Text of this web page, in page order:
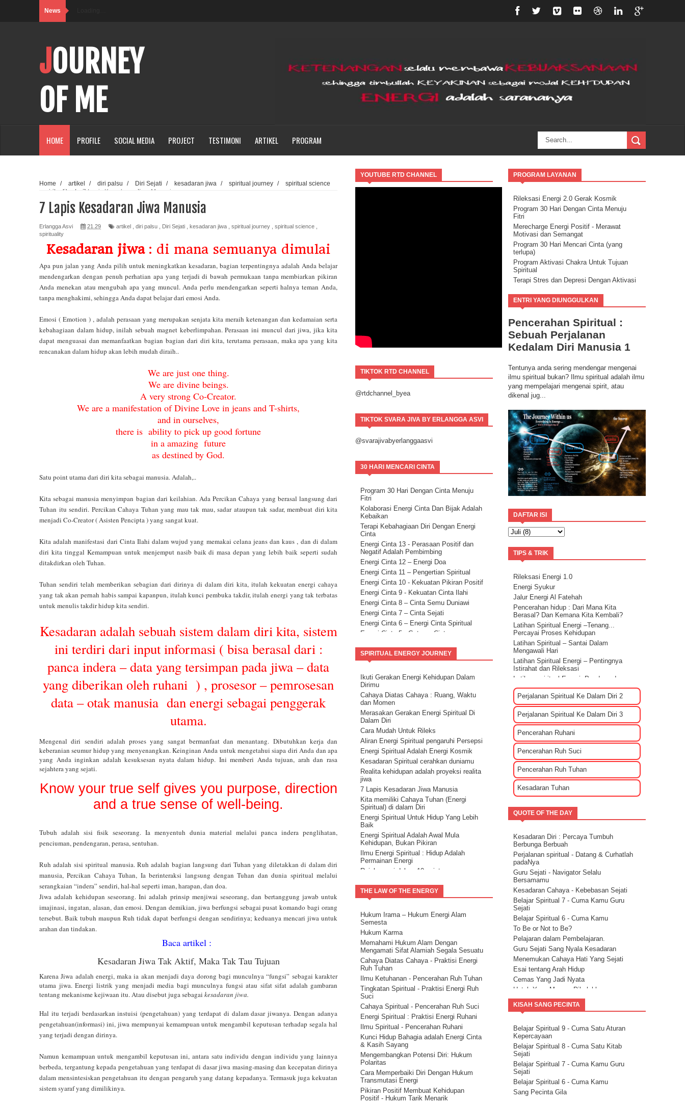
News
JOURNEY
OF ME
HOME PROFILE SOCIAL MEDIA PROJECT TESTIMONI ARTIKEL PROGRAM
YOUTUBE RTD CHANNEL
TIKTOK RTD CHANNEL
@rtdchannel_byea
TIKTOK SVARA JIVA BY ERLANGGA ASVI
@svarajivabyerlanggaasvi
30 HARI MENCARI CINTA
Program 30 Hari Dengan Cinta Menuju
Fitri
Kolaborasi Energi Cinta Dan Bijak Adalah
Kebaikan
Terapi Kebahagiaan Diri Dengan Energi
Cinta
Energi Cinta 13 - Perasaan Positif dan
Negatif Adalah Pembimbing
Energi Cinta 12 – Energi Doa
Energi Cinta 11 – Pengertian Spiritual
Energi Cinta 10 - Kekuatan Pikiran Positif
Energi Cinta 9 - Kekuatan Cinta Ilahi
Energi Cinta 8 – Cinta Semu Duniawi
Energi Cinta 7 – Cinta Sejati
Energi Cinta 6 – Energi Cinta Spiritual
Energi Cinta 5 - Getaran Cinta
Energi Cinta 3 – Anahata ON
Energi Cinta 2 - Kekuatan Niat
SPIRITUAL ENERGY JOURNEY
Ikuti Gerakan Energi Kehidupan Dalam
Dirimu
Cahaya Diatas Cahaya : Ruang, Waktu
dan Momen
Merasakan Gerakan Energi Spiritual Di
Dalam Diri
Cara Mudah Untuk Rileks
Aliran Energi Spiritual pengaruhi Persepsi
Energi Spiritual Adalah Energi Kosmik
Kesadaran Spiritual cerahkan duniamu
Realita kehidupan adalah proyeksi realita
jiwa
7 Lapis Kesadaran Jiwa Manusia
Kita memiliki Cahaya Tuhan (Energi
Spiritual) di dalam Diri
Energi Spiritual Untuk Hidup Yang Lebih
Baik
Energi Spiritual Adalah Awal Mula
Kehidupan, Bukan Pikiran
Ilmu Energi Spiritual : Hidup Adalah
Permainan Energi
Reinkarnasi dalam 10 point
3 )
Kecerdasan Spiritual
alam semesta ( Part 2 )
Hidup Sukses Dengan Membaca
Petunjuk Alam Semesta ( Part 1 )
Mengenal Jati Diri Manusia
Kesadaran Spiritual Kunci Pencerahan
Dunia
THE LAW OF THE ENERGY
Hukum Irama – Hukum Energi Alam
Semesta
Hukum Karma
Memahami Hukum Alam Dengan
Mengamati Sifat Alamiah Segala Sesuatu
Cahaya Diatas Cahaya - Praktisi Energi
Ruh Tuhan
Ilmu Ketuhanan - Pencerahan Ruh Tuhan
Tingkatan Spiritual - Praktisi Energi Ruh
Suci
Cahaya Spiritual - Pencerahan Ruh Suci
Energi Spiritual : Praktisi Energi Ruhani
Ilmu Spiritual - Pencerahan Ruhani
Kunci Hidup Bahagia adalah Energi Cinta
& Kasih Sayang
Mengembangkan Potensi Diri: Hukum
Polaritas
Cara Memperbaiki Diri Dengan Hukum
Transmutasi Energi
Pikiran Positif Membuat Kehidupan
Positif - Hukum Tarik Menarik
Home / artikel / diri palsu / Diri Sejati / kesadaran jiwa / spiritual journey /
spiritual science
spirituality / 7 Lapis Kesadaran Jiwa Manusia
7 Lapis Kesadaran Jiwa Manusia
Erlangga Asvi 21.29 artikel diri palsu Diri Sejati kesadaran jiwa spiritual journey spiritual science
spirituality
Kesadaran jiwa : di mana semuanya dimulai
Apa pun jalan yang Anda pilih untuk meningkatkan kesadaran, bagian terpentingnya adalah Anda belajar
mendengarkan dengan penuh perhatian apa yang terjadi di bawah permukaan tanpa membiarkan pikiran
Anda menekan atau mengubah apa yang muncul. Anda perlu mendengarkan seperti halnya teman Anda,
tanpa menghakimi, sehingga Anda dapat belajar dari emosi Anda.
Emosi ( Emotion ) , adalah perasaan yang merupakan senjata kita meraih ketenangan dan kedamaian serta
kebahagiaan dalam hidup, inilah sebuah magnet keberlimpahan. Perasaan ini muncul dari jiwa, jika kita
dapat menguasai dan memanfaatkan bagian bagian dari diri kita, terutama perasaan, maka apa yang kita
rencanakan dalam hidup akan lebih mudah diraih..
We are just one thing.
We are divine beings.
A very strong Co-Creator.
We are a manifestation of Divine Love in jeans and T-shirts,
and in ourselves,
there is ability to pick up good fortune
in a amazing future
as destined by God.
Satu point utama dari diri kita sebagai manusia. Adalah,..
Kita sebagai manusia menyimpan bagian dari keilahian. Ada Percikan Cahaya yang berasal langsung dari
Tuhan itu sendiri. Percikan Cahaya Tuhan yang mau tak mau, sadar ataupun tak sadar, membuat diri kita
menjadi Co-Creator ( Asisten Pencipta ) yang sangat kuat.
Kita adalah manifestasi dari Cinta Ilahi dalam wujud yang memakai celana jeans dan kaus , dan di dalam
diri kita tinggal Kemampuan untuk menjemput nasib baik di masa depan yang lebih baik seperti sudah
ditakdirkan oleh Tuhan.
Tuhan sendiri telah memberikan sebagian dari dirinya di dalam diri kita, itulah kekuatan energi cahaya
yang tak akan pernah habis sampai kapanpun, itulah kunci pembuka takdir, itulah energi yang tak terbatas
untuk menulis takdir hidup kita sendiri.
Kesadaran adalah sebuah sistem dalam diri kita, sistem
ini terdiri dari input informasi ( bisa berasal dari :
panca indera – data yang tersimpan pada jiwa – data
yang diberikan oleh ruhani ) , prosesor – pemrosesan
data – otak manusia dan energi sebagai penggerak
utama.
Mengenal diri sendiri adalah proses yang sangat bermanfaat dan menantang. Dibutuhkan kerja dan
keberanian seumur hidup yang menyenangkan. Keinginan Anda untuk mengetahui siapa diri Anda dan apa
yang Anda inginkan adalah kesuksesan nyata dalam hidup. Ini memberi Anda tujuan, arah dan rasa
sejahtera yang sejati.
Know your true self gives you purpose, direction
and a true sense of well-being.
Tubuh adalah sisi fisik seseorang. Ia menyentuh dunia material melalui panca indera penglihatan,
penciuman, pendengaran, perasa, sentuhan.
Ruh adalah sisi spiritual manusia. Ruh adalah bagian langsung dari Tuhan yang diletakkan di dalam diri
manusia, Percikan Cahaya Tuhan, Ia berinteraksi langsung dengan Tuhan dan dunia spiritual melalui
serangkaian “indera” sendiri, hal-hal seperti iman, harapan, dan doa.
Jiwa adalah kehidupan seseorang. Ini adalah prinsip menjiwai seseorang, dan bertanggung jawab untuk
imajinasi, ingatan, alasan, dan emosi. Dengan demikian, jiwa berfungsi sebagai pusat komando bagi orang
tersebut. Baik tubuh maupun Ruh tidak dapat berfungsi dengan sendirinya; keduanya mencari jiwa untuk
arahan dan tindakan.
Baca artikel :
Kesadaran Jiwa Tak Aktif, Maka Tak Tau Tujuan
Karena Jiwa adalah energi, maka ia akan menjadi daya dorong bagi munculnya “fungsi” sebagai karakter
utama jiwa. Energi listrik yang menjadi media bagi munculnya fungsi atau sifat sifat adalah gambaran
tentang mekanisme kejiwaan itu. Atau disebut juga sebagai kesadaran jiwa.
Hal itu terjadi berdasarkan instuisi (pengetahuan) yang terdapat di dalam dasar jiwanya. Dengan adanya
pengetahuan(informasi) ini, jiwa mempunyai kemampuan untuk mengambil keputusan terhadap segala hal
yang terjadi dengan dirinya.
Namun kemampuan untuk mengambil keputusan ini, antara satu individu dengan individu yang lainnya
berbeda, tergantung kepada pengetahuan yang terdapat di dasar jiwa masing-masing dan kecepatan dirinya
dalam mensintesiskan pengetahuan itu dengan pengaruh yang datang kepadanya. Termasuk juga kekuatan
sistem syaraf yang dimilikinya.
PROGRAM LAYANAN
Rileksasi Energi 2.0 Gerak Kosmik
Program 30 Hari Dengan Cinta Menuju
Fitri
Merecharge Energi Positif - Merawat
Motivasi dan Semangat
Program 30 Hari Mencari Cinta (yang
terlupa)
Program Aktivasi Chakra Untuk Tujuan
Spiritual
Terapi Stres dan Depresi Dengan Aktivasi
Program Buang Sial untuk Datangkan
Keberuntungan & Kesuksesan dalam
Ilmu Spiritual Berbasis Energi Kesadaran
Program Coaching Holistic, Positif
Consciousness for Success
ENTRI YANG DIUNGGULKAN
Pencerahan Spiritual :
Sebuah Perjalanan
Kedalam Diri Manusia 1
Tentunya anda sering mendengar mengenai
ilmu spiritual bukan? Ilmu spiritual adalah ilmu
yang mempelajari mengenai spirit, atau
dikenal jug...
DAFTAR ISI
TIPS & TRIK
Rileksasi Energi 1.0
Energi Syukur
Jalur Energi Al Fatehah
Pencerahan hidup : Dari Mana Kita
Berasal? Dan Kemana Kita Kembali?
Latihan Spiritual Energi –Tenang...
Percayai Proses Kehidupan
Latihan Spiritual – Santai Dalam
Mengawali Hari
Latihan Spiritual Energi – Pentingnya
Istirahat dan Rileksasi
Latihan spiritual Energi: Panduan dan
Sharing rileksasi energi
Bagaimana Cara Mengenali EGO?
Tips Membuat Rencana Hidup Selagi
Masih Muda
Penyebab Terjadinya Masalah Dalam
Kehidupan Part 2
Penyebab Terjadinya Masalah Dalam
Kehidupan Part 1
Kekuatan Hati Kunci Langgengnya Suatu
Hubungan
Mencari Cinta Sejati Untuk Masa Depan
Mencari Arti Cinta Sejati Dalam Sebuah
Hubungan
Cara Menenangkan Pikiran Saat Galau
Cara Mengendalikan Emosi Dengan
Menghapuskan Energi Negatif
Cara Mengatasi Depresi Menggunakan
Energi
Energi Kasih Sayang - Tehnik Double
Pink
Perjalanan Spiritual Ke Dalam Diri 2
Perjalanan Spiritual Ke Dalam Diri 3
Pencerahan Ruhani
Pencerahan Ruh Suci
Pencerahan Ruh Tuhan
Kesadaran Tuhan
QUOTE OF THE DAY
Kesadaran Diri : Percaya Tumbuh
Berbunga Berbuah
Perjalanan spiritual - Datang & Curhatlah
padaNya
Guru Sejati - Navigator Selalu
Bersamamu
Kesadaran Cahaya - Kebebasan Sejati
Belajar Spiritual 7 - Cuma Kamu Guru
Sejati
Belajar Spiritual 6 - Cuma Kamu
To Be or Not to Be?
Pelajaran dalam Pembelajaran.
Guru Sejati Sang Nyala Kesadaran
Menemukan Cahaya Hati Yang Sejati
Esai tentang Arah Hidup
Cemas Yang Jadi Nyata
Untuk Yang Merasa Dikalahkan
Corona dan Congorna
Kita semua adalah saluran berkat
Rencana Agung
Milikilah Kepercayaan penuh kepada
Kekuatan Iman.
Bakatmu.
Janji Pelajaran untuk kemandirian Jiwa
Spiritualitas Kehidupan
Arahkan Perhatianmu Ke Dalam
KISAH SANG PECINTA
Belajar Spiritual 9 - Cuma Satu Aturan
Kepercayaan
Belajar Spiritual 8 - Cuma Satu Kitab
Sejati
Belajar Spiritual 7 - Cuma Kamu Guru
Sejati
Belajar Spiritual 6 - Cuma Kamu
Sang Pecinta Gila